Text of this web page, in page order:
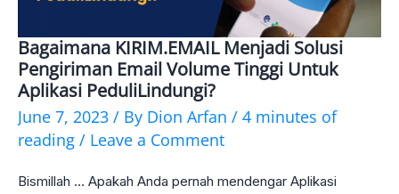
Bagaimana KIRIM.EMAIL Menjadi Solusi
Pengiriman Email Volume Tinggi Untuk
Aplikasi PeduliLindungi?
June 7, 2023 / By Dion Arfan / 4 minutes of
reading / Leave a Comment
Bismillah … Apakah Anda pernah mendengar Aplikasi
Bagaimana
KIRIM.EMAIL
menjadi
solusi
pengiriman